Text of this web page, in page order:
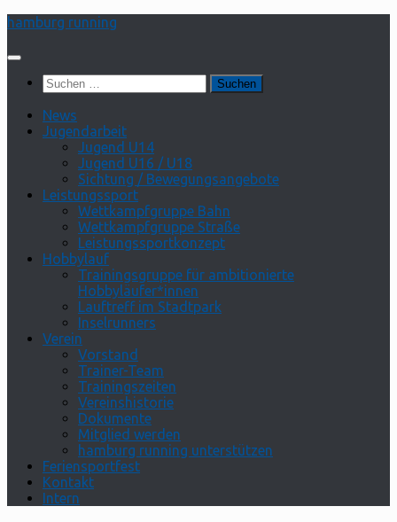
Zum
springen
hamburg running
Suchen
nach:
News
Jugendarbeit
Jugend U14
Jugend U16 / U18
Sichtung / Bewegungsangebote
Leistungssport
Wettkampfgruppe Bahn
Wettkampfgruppe Straße
Leistungssportkonzept
Hobbylauf
Trainingsgruppe für ambitionierte
Hobbyläufer*innen
Lauftreff im Stadtpark
Inselrunners
Verein
Vorstand
Trainer-Team
Trainingszeiten
Vereinshistorie
Dokumente
Mitglied werden
hamburg running unterstützen
Feriensportfest
Kontakt
Intern